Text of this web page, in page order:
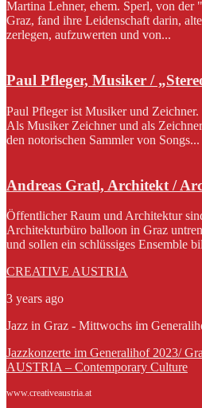
Martina Lehner, ehem. Sperl, von der
Graz, fand ihre Leidenschaft darin,
zerlegen, aufzuwerten und von...
Paul Pfleger, Musiker /
Paul Pfleger ist Musiker und
Als Musiker Zeichner und als
den notorischen Sammler von Songs...
Andreas Gratl, Architekt /
Öffentlicher Raum und Architektur
Architekturbüro balloon in Graz
und sollen ein schlüssiges Ensemble
CREATIVE AUSTRIA
3 years ago
Jazz in Graz - Mittwochs im
Jazzkonzerte im Generalihof 2023/
AUSTRIA – Contemporary Culture
www.creativeaustria.at